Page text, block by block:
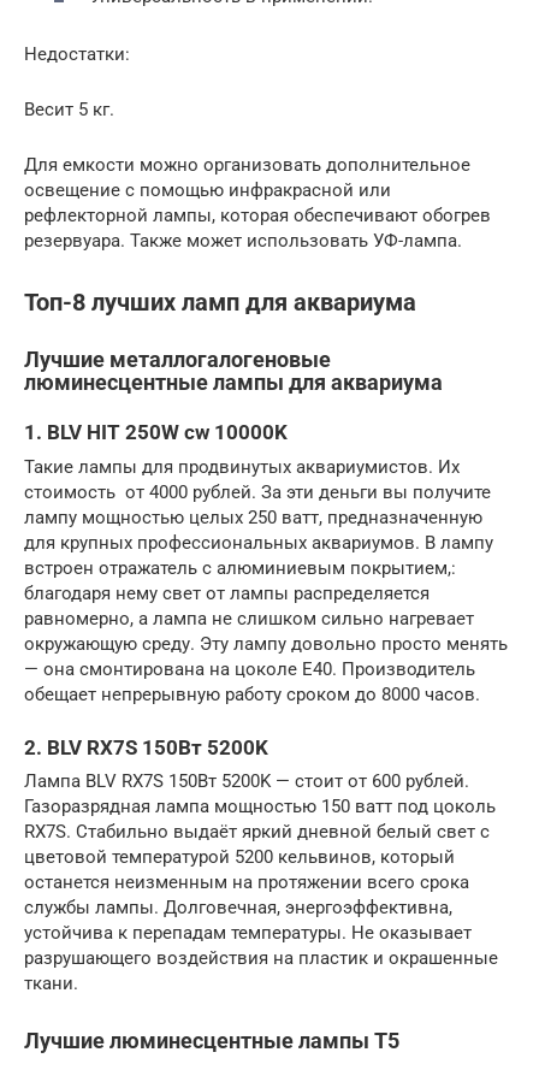
Недостатки:
Весит 5 кг.
Для емкости можно организовать дополнительное
освещение с помощью инфракрасной или
рефлекторной лампы, которая обеспечивают обогрев
резервуара. Также может использовать УФ-лампа.
Топ-8 лучших ламп для аквариума
Лучшие металлогалогеновые
люминесцентные лампы для аквариума
1. BLV HIT 250W cw 10000K
Такие лампы для продвинутых аквариумистов. Их
стоимость от 4000 рублей. За эти деньги вы получите
лампу мощностью целых 250 ватт, предназначенную
для крупных профессиональных аквариумов. В лампу
встроен отражатель с алюминиевым покрытием,:
благодаря нему свет от лампы распределяется
равномерно, а лампа не слишком сильно нагревает
окружающую среду. Эту лампу довольно просто менять
— она смонтирована на цоколе Е40. Производитель
обещает непрерывную работу сроком до 8000 часов.
2. BLV RX7S 150Вт 5200K
Лампа BLV RX7S 150Вт 5200K — стоит от 600 рублей.
Газоразрядная лампа мощностью 150 ватт под цоколь
RX7S. Стабильно выдаёт яркий дневной белый свет с
цветовой температурой 5200 кельвинов, который
останется неизменным на протяжении всего срока
службы лампы. Долговечная, энергоэффективна,
устойчива к перепадам температуры. Не оказывает
разрушающего воздействия на пластик и окрашенные
ткани.
Лучшие люминесцентные лампы T5